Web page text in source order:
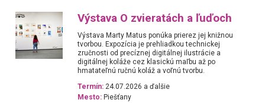
Výstava O zvieratách a ľuďoch
Výstava Marty Matus ponúka prierez jej knižnou
tvorbou. Expozícia je prehliadkou technickej
zručnosti od precíznej digitálnej ilustrácie a
digitálnej koláže cez klasickú maľbu až po
hmatateľnú ručnú koláž a voľnú tvorbu.
Termín: 24.07.2026 a ďalšie
Mesto: Piešťany